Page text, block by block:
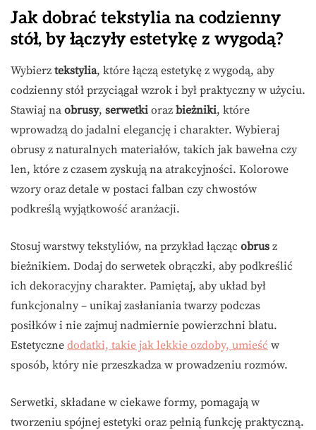
Jak dobrać tekstylia na codzienny
stół, by łączyły estetykę z wygodą?
Wybierz tekstylia, które łączą estetykę z wygodą, aby
codzienny stół przyciągał wzrok i był praktyczny w użyciu.
Stawiaj na obrusy, serwetki oraz bieżniki, które
wprowadzą do jadalni elegancję i charakter. Wybieraj
obrusy z naturalnych materiałów, takich jak bawełna czy
len, które z czasem zyskują na atrakcyjności. Kolorowe
wzory oraz detale w postaci falban czy chwostów
podkreślą wyjątkowość aranżacji.
Stosuj warstwy tekstyliów, na przykład łącząc obrus z
bieżnikiem. Dodaj do serwetek obrączki, aby podkreślić
ich dekoracyjny charakter. Pamiętaj, aby układ był
funkcjonalny – unikaj zasłaniania twarzy podczas
posiłków i nie zajmuj nadmiernie powierzchni blatu.
Estetyczne dodatki, takie jak lekkie ozdoby, umieść w
sposób, który nie przeszkadza w prowadzeniu rozmów.
Serwetki, składane w ciekawe formy, pomagają w
tworzeniu spójnej estetyki oraz pełnią funkcję praktyczną.